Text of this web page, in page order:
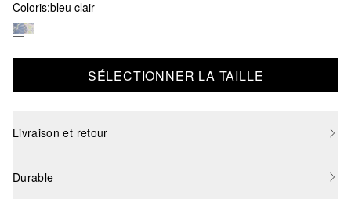
Coloris:bleu clair
SÉLECTIONNER LA TAILLE
Livraison et retour
Durable